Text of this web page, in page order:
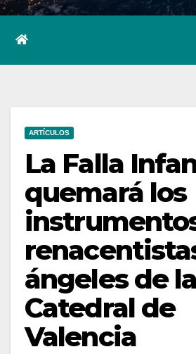
ARTÍCULOS
La Falla
quemará los
ángeles de la
Catedral de
Valencia